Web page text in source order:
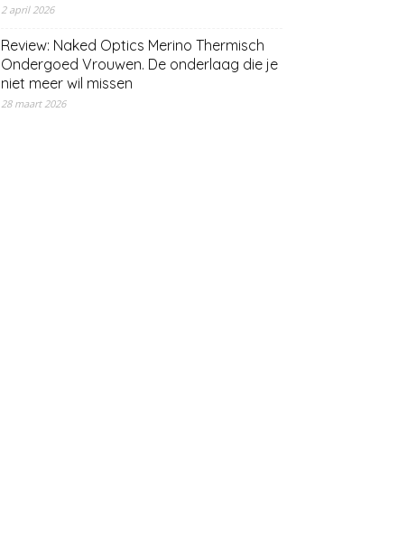
2 april 2026
Review: Naked Optics Merino Thermisch
Ondergoed Vrouwen. De onderlaag die je
niet meer wil missen
28 maart 2026